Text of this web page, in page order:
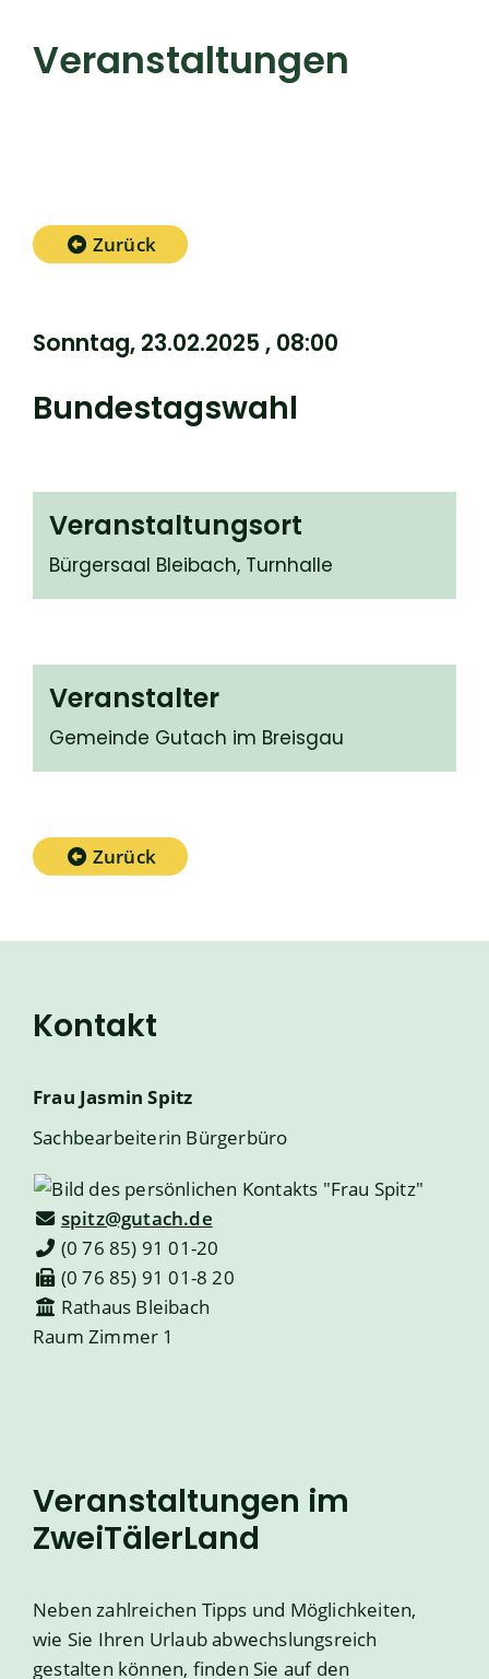
Veranstaltungen
Zurück
Sonntag, 23.02.2025 , 08:00
Bundestagswahl
Veranstaltungsort
Bürgersaal Bleibach, Turnhalle
Veranstalter
Gemeinde Gutach im Breisgau
Zurück
Kontakt
Frau Jasmin Spitz
Sachbearbeiterin Bürgerbüro
spitz@gutach.de
(0 76 85) 91 01-20
(0 76 85) 91 01-8 20
Rathaus Bleibach
Raum Zimmer 1
Veranstaltungen im
ZweiTälerLand
Neben zahlreichen Tipps und Möglichkeiten,
wie Sie Ihren Urlaub abwechslungsreich
gestalten können, finden Sie auf den